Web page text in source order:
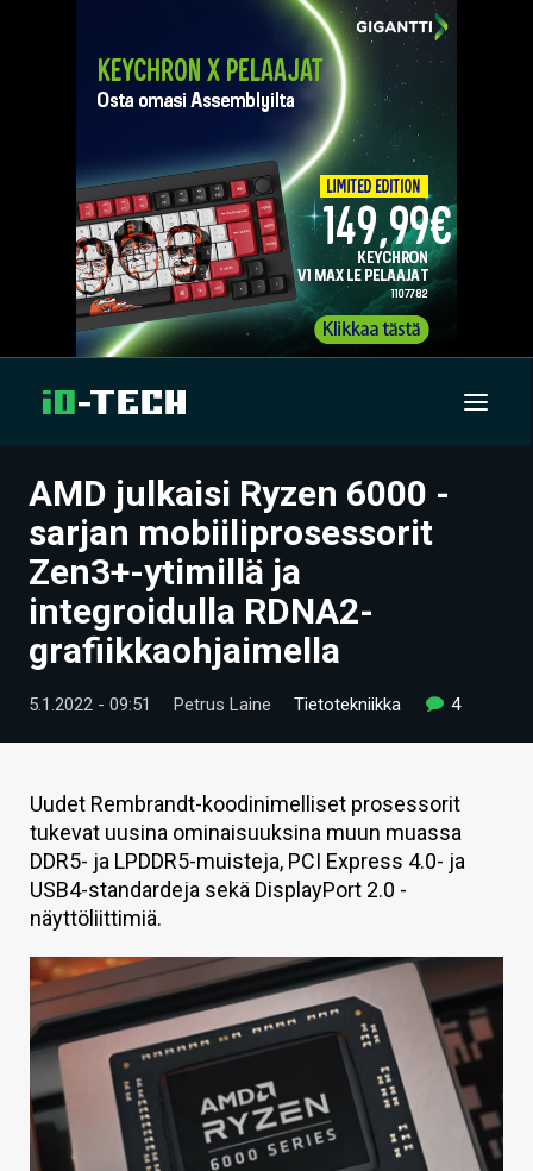
UUTISET
ARTIKKELIT
VIDEOT
TECHBBS
TIETOA
KAUPPA
VAIHDA TEEMA
HAKU
AMD julkaisi Ryzen 6000 -
sarjan mobiiliprosessorit
Zen3+-ytimillä ja
integroidulla RDNA2-
grafiikkaohjaimella
5.1.2022 - 09:51 Petrus Laine Tietotekniikka 4
Uudet Rembrandt-koodinimelliset prosessorit
tukevat uusina ominaisuuksina muun muassa
DDR5- ja LPDDR5-muisteja, PCI Express 4.0- ja
USB4-standardeja sekä DisplayPort 2.0 -
näyttöliittimiä.